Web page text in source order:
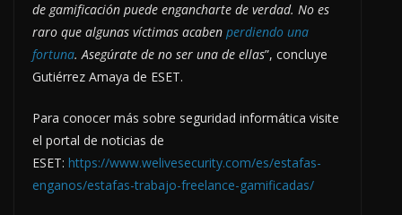
de gamificación puede engancharte de verdad. No es
raro que algunas víctimas acaben perdiendo una
fortuna. Asegúrate de no ser una de ellas”, concluye
Gutiérrez Amaya de ESET.
Para conocer más sobre seguridad informática visite
el portal de noticias de
ESET: https://www.welivesecurity.com/es/estafas-
enganos/estafas-trabajo-freelance-gamificadas/